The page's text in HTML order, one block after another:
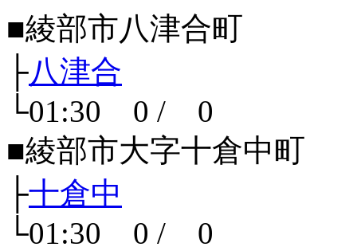
■綾部市八津合町
├八津合
└01:30 0 / 0
■綾部市大字十倉中町
├十倉中
└01:30 0 / 0